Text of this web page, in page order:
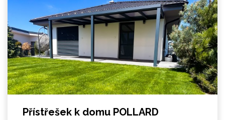
Přístřešek k domu POLLARD